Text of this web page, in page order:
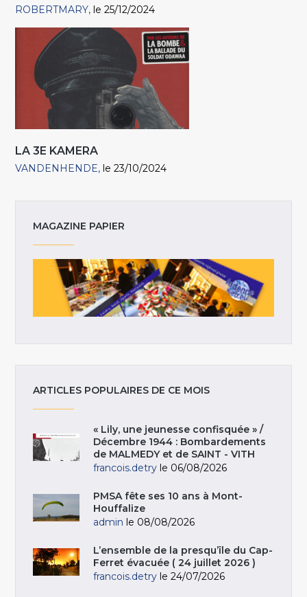
ROBERTMARY le 25/12/2024
LA 3E KAMERA
VANDENHENDE le 23/10/2024
MAGAZINE PAPIER
ARTICLES POPULAIRES DE CE MOIS
« Lily, une jeunesse confisquée » /
Décembre 1944 : Bombardements
de MALMEDY et de SAINT - VITH
francois.detry le 06/08/2026
PMSA fête ses 10 ans à Mont-
Houffalize
admin le 08/08/2026
L’ensemble de la presqu’île du Cap-
Ferret évacuée ( 24 juillet 2026 )
francois.detry le 24/07/2026